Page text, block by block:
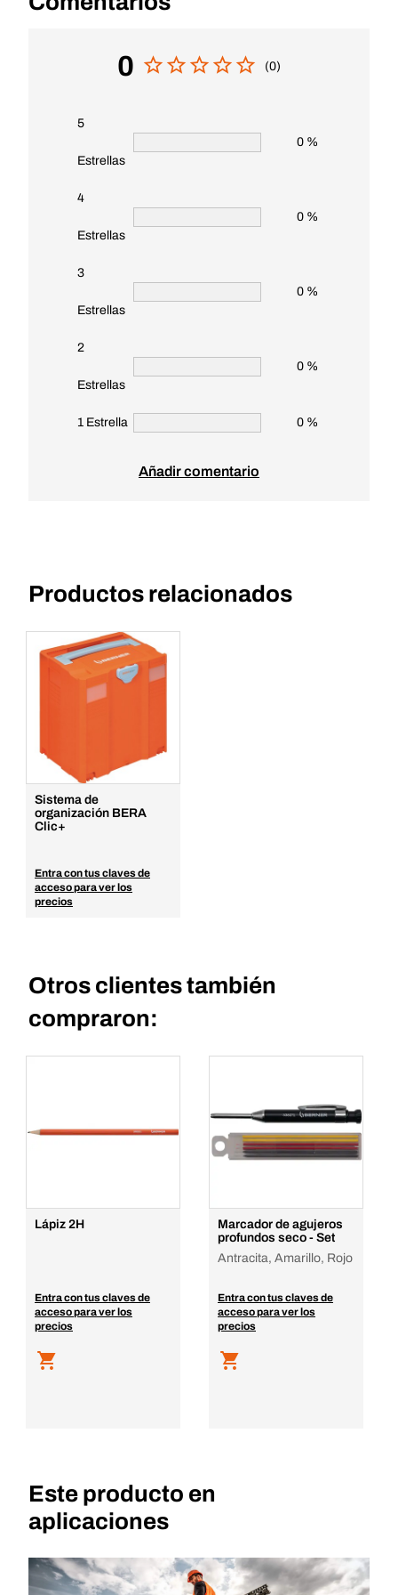
0 (0)
5
Estrellas
0 %
4
Estrellas
0 %
3
Estrellas
0 %
2
Estrellas
0 %
1 Estrella 0 %
Añadir comentario
Productos relacionados
Sistema de
organización BERA
Clic+
Entra con tus claves de
acceso para ver los
precios
Otros clientes también
compraron:
Lápiz 2H
Entra con tus claves de
acceso para ver los
precios
Marcador de agujeros
profundos seco - Set
Antracita, Amarillo, Rojo
Entra con tus claves de
acceso para ver los
precios
Este producto en
aplicaciones